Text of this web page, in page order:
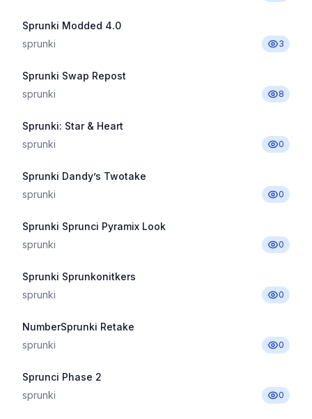
Sprunki Modded 4.0
sprunki
3
Sprunki Swap Repost
sprunki
8
Sprunki: Star & Heart
sprunki
0
Sprunki Dandy’s Twotake
sprunki
0
Sprunki Sprunci Pyramix Look
sprunki
0
Sprunki Sprunkonitkers
sprunki
0
NumberSprunki Retake
sprunki
0
Sprunci Phase 2
sprunki
0